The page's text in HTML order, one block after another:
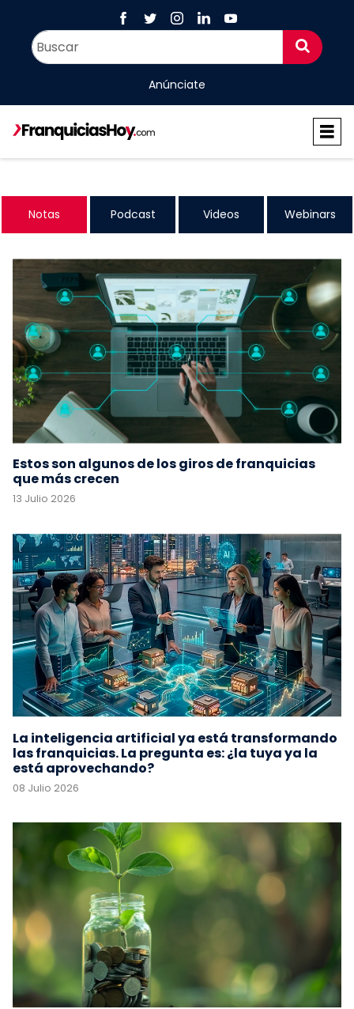
Anúnciate
Notas Podcast Videos Webinars
Estos son algunos de los giros de franquicias
que más crecen
13 Julio 2026
La inteligencia artificial ya está transformando
las franquicias. La pregunta es: ¿la tuya ya la
está aprovechando?
08 Julio 2026